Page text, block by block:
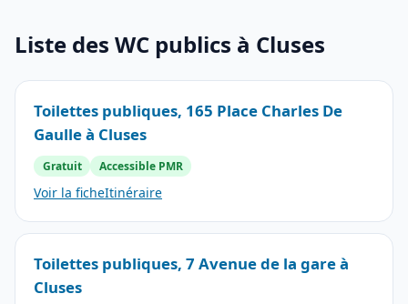
Liste des WC publics à Cluses
Toilettes publiques, 165 Place Charles De
Gaulle à Cluses
Gratuit Accessible PMR
Voir la ficheItinéraire
Toilettes publiques, 7 Avenue de la gare à
Cluses